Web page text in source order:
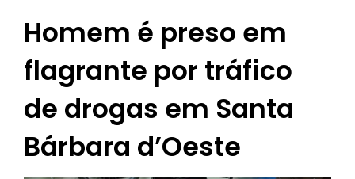
Homem é preso em
flagrante por tráfico
de drogas em Santa
Bárbara d’Oeste